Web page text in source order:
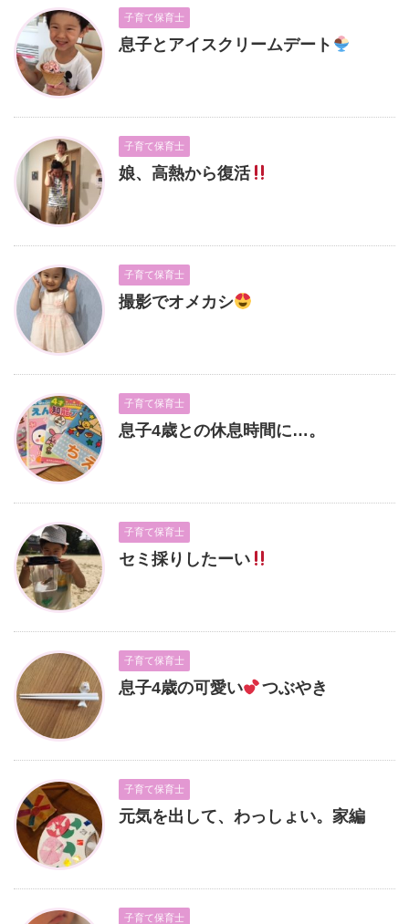
子育て保育士
息子とアイスクリームデート
子育て保育士
娘、高熱から復活
子育て保育士
撮影でオメカシ
子育て保育士
息子4歳との休息時間に…。
子育て保育士
セミ採りしたーい
子育て保育士
息子4歳の可愛い つぶやき
子育て保育士
元気を出して、わっしょい。家編
子育て保育士